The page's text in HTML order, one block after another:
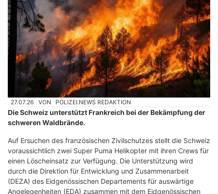
27.07.26 VON POLIZEI.NEWS REDAKTION
Die Schweiz unterstützt Frankreich bei der Bekämpfung der
schweren Waldbrände.
Auf Ersuchen des französischen Zivilschutzes stellt die Schweiz
voraussichtlich zwei Super Puma Helikopter mit ihren Crews für
einen Löscheinsatz zur Verfügung. Die Unterstützung wird
durch die Direktion für Entwicklung und Zusammenarbeit
(DEZA) des Eidgenössischen Departements für auswärtige
Angelegenheiten (EDA) zusammen mit dem Eidgenössischen